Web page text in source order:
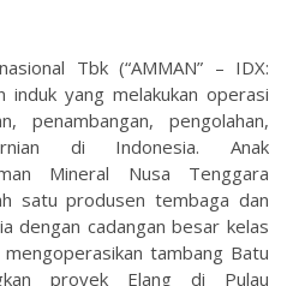
Tbk (“AMMAN” – IDX:
induk yang melakukan operasi
penambangan, pengolahan,
di Indonesia. Anak
Mineral Nusa Tenggara
satu produsen tembaga dan
dengan cadangan besar kelas
tambang Batu
proyek Elang di Pulau